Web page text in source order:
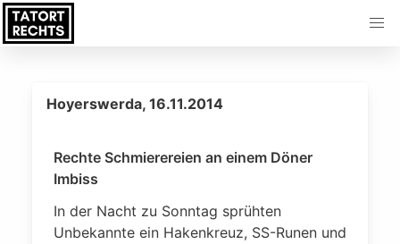
Hoyerswerda, 16.11.2014
Rechte Schmierereien an einem Döner
Imbiss
In der Nacht zu Sonntag sprühten
Unbekannte ein Hakenkreuz, SS-Runen und